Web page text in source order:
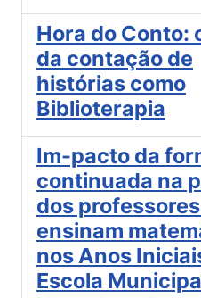
Hora do Conto:
da contação de
histórias como
Biblioterapia
Im-pacto da
continuada na
dos
ensinam
nos Anos
Escola